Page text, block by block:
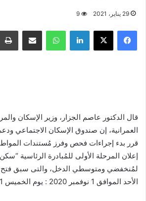
29 يناير، 2021 9
فيسبوك X لينكدإن واتساب مشاركة عبر البريد
قال الدكتور عاصم الجزار، وزير الإسكان
العمرانية، إن صندوق الإسكان الاجتماعي
قرر بدء إجراءات فحص وفرز مُستندات
لمُنخفضي ومتوسطي الدخل، والتى سبق فتح
الأحد الموافق 1 نوفمبر 2020 : يوم الخميس 31 ديسمبر 2020.